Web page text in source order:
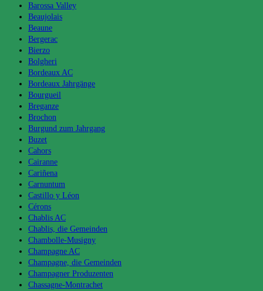
Barossa Valley
Beaujolais
Beaune
Bergerac
Bierzo
Bolgheri
Bordeaux AC
Bordeaux Jahrgänge
Bourgueil
Breganze
Brochon
Burgund zum Jahrgang
Buzet
Cahors
Cairanne
Cariñena
Carnuntum
Castillo y Léon
Cérons
Chablis AC
Chablis, die Gemeinden
Chambolle-Musigny
Champagne AC
Champagne, die Gemeinden
Champagner Produzenten
Chassagne-Montrachet